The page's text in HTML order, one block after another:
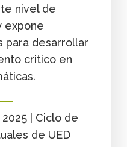
nivel de
expone
para desarrollar
critico en
| Ciclo de
de UED